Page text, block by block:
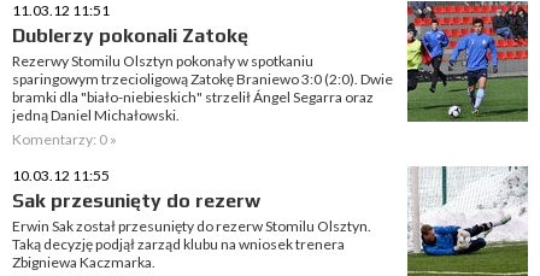
11.03.12 11:51
Dublerzy pokonali Zatokę
Rezerwy Stomilu Olsztyn pokonały w spotkaniu
sparingowym trzecioligową Zatokę Braniewo 3:0 (2:0). Dwie
bramki dla "biało-niebieskich" strzelił Ángel Segarra oraz
jedną Daniel Michałowski.
Komentarzy: 0 »
10.03.12 11:55
Sak przesunięty do rezerw
Erwin Sak został przesunięty do rezerw Stomilu Olsztyn.
Taką decyzję podjął zarząd klubu na wniosek trenera
Zbigniewa Kaczmarka.